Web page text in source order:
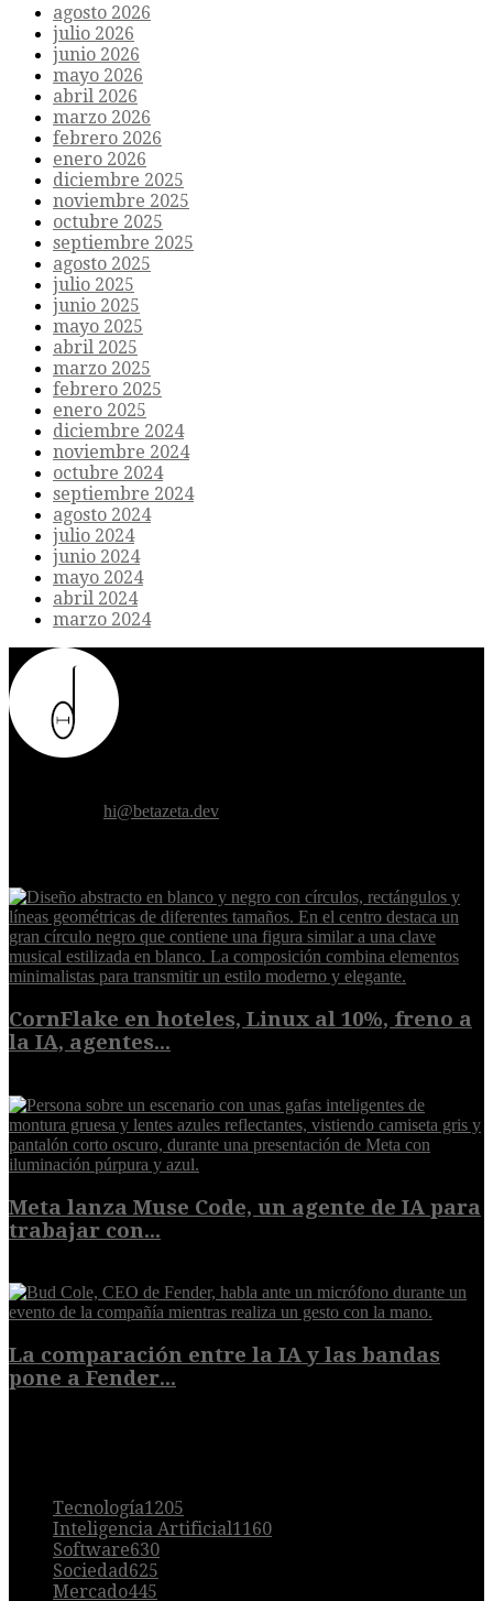
agosto 2026
julio 2026
junio 2026
mayo 2026
abril 2026
marzo 2026
febrero 2026
enero 2026
diciembre 2025
noviembre 2025
octubre 2025
septiembre 2025
agosto 2025
julio 2025
junio 2025
mayo 2025
abril 2025
marzo 2025
febrero 2025
enero 2025
diciembre 2024
noviembre 2024
octubre 2024
septiembre 2024
agosto 2024
julio 2024
junio 2024
mayo 2024
abril 2024
marzo 2024
hi@betazeta.dev
CornFlake en hoteles, Linux al 10%, freno a
la IA, agentes...
Meta lanza Muse Code, un agente de IA para
trabajar con...
La comparación entre la IA y las bandas
pone a Fender...
Tecnología1205
Inteligencia Artificial1160
Software630
Sociedad625
Mercado445